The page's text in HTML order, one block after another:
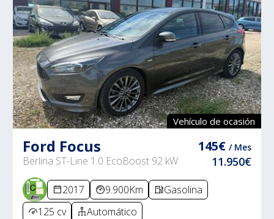
Vehículo de ocasión
Ford Focus
Berlina ST-Line 1.0 EcoBoost 92 kW
145€ / Mes
11.950€
2017 9.900Km
Gasolina
125 cv
Automático